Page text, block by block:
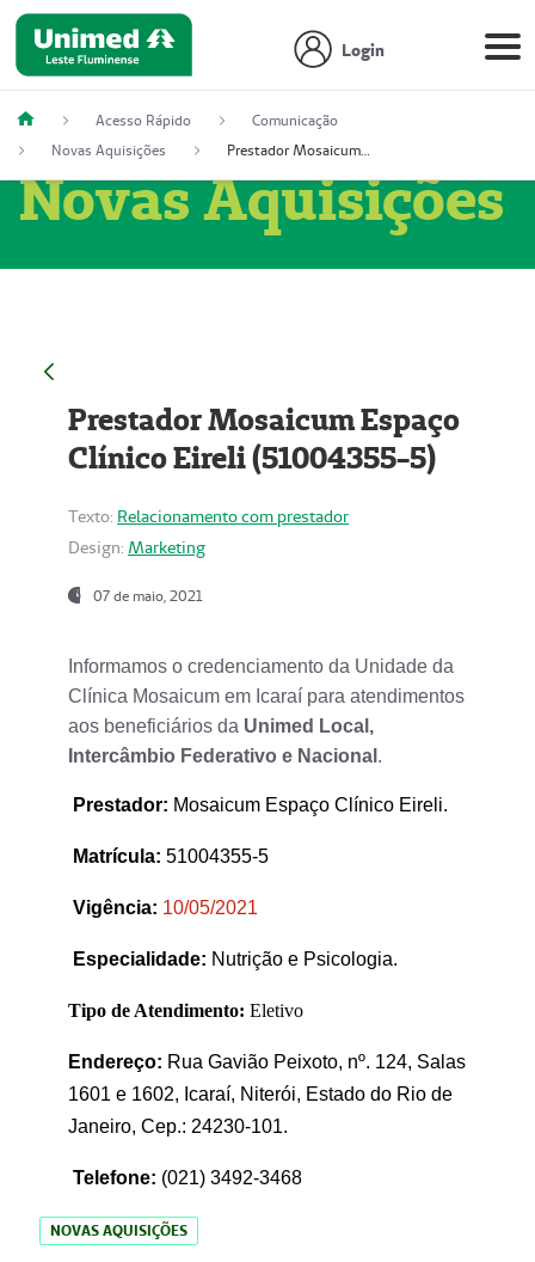
Login
Acesso Rápido
Comunicação
Novas Aquisições
Prestador Mosaicum Espaço Clínico Eireli (51004355-5)
Novas Aquisições
Prestador Mosaicum Espaço
Clínico Eireli (51004355-5)
Texto: Relacionamento com prestador
Design: Marketing
07 de maio, 2021
Informamos o credenciamento da Unidade da
Clínica Mosaicum em Icaraí para atendimentos
aos beneficiários da Unimed Local,
Intercâmbio Federativo e Nacional .
Prestador: Mosaicum Espaço Clínico Eireli.
Matrícula: 51004355-5
Vigência: 10/05/2021
Especialidade: Nutrição e Psicologia.
Tipo de Atendimento: Eletivo
Endereço: Rua Gavião Peixoto, nº. 124, Salas
1601 e 1602, Icaraí, Niterói, Estado do Rio de
Janeiro, Cep.: 24230-101.
Telefone: (021) 3492-3468
NOVAS AQUISIÇÕES